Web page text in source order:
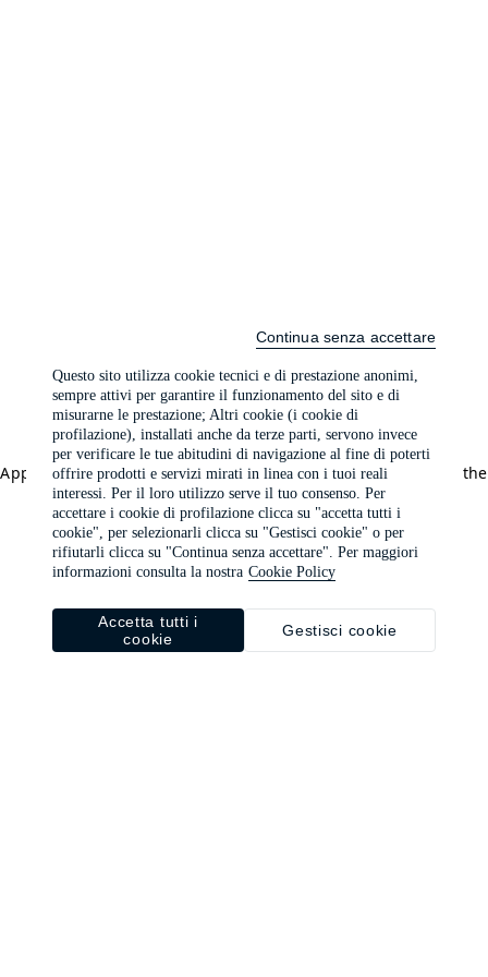
Application error: a client-side exception has occurred (see the
browser console for more information).
Questo sito utilizza cookie tecnici e di prestazione anonimi,
sempre attivi per garantire il funzionamento del sito e di
misurarne le prestazione; Altri cookie (i cookie di
profilazione), installati anche da terze parti, servono invece
per verificare le tue abitudini di navigazione al fine di poterti
offrire prodotti e servizi mirati in linea con i tuoi reali
interessi. Per il loro utilizzo serve il tuo consenso. Per
accettare i cookie di profilazione clicca su "accetta tutti i
cookie", per selezionarli clicca su "Gestisci cookie" o per
rifiutarli clicca su "Continua senza accettare". Per maggiori
informazioni consulta la nostra Cookie Policy
Gestisci cookie
Accetta tutti i
cookie
Continua senza accettare